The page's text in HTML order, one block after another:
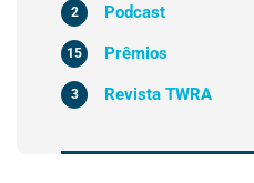
Podcast
2
Prêmios
15
Revista TWRA
3